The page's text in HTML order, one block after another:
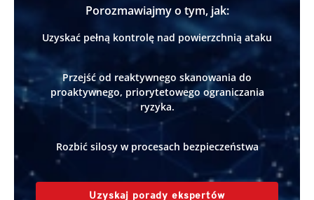
Porozmawiajmy o tym, jak:
Uzyskać pełną kontrolę nad powierzchnią ataku
Przejść od reaktywnego skanowania do
proaktywnego, priorytetowego ograniczania
ryzyka.
Rozbić silosy w procesach bezpieczeństwa
Uzyskaj porady ekspertów